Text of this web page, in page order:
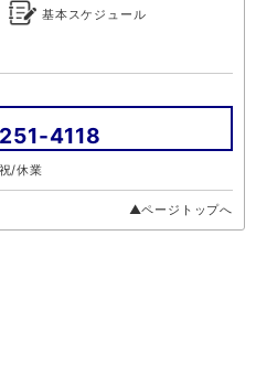
基本スケジュール
4118
/休業
▲ページトップへ